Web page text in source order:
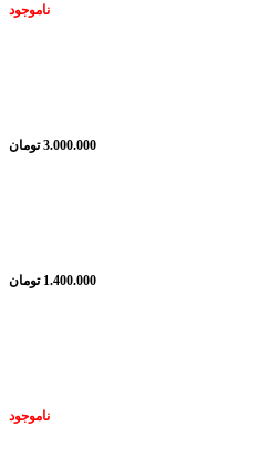
ناموجود
3.000.000 تومان
1.400.000 تومان
ناموجود